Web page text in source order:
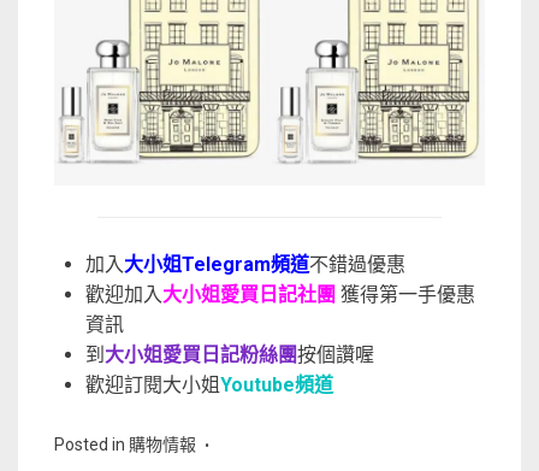
加入大小姐Telegram頻道不錯過優惠
歡迎加入大小姐愛買日記社團 獲得第一手優惠
資訊
到 大小姐愛買日記粉絲團按個讚喔
歡迎訂閱大小姐Youtube頻道
Posted in 購物情報